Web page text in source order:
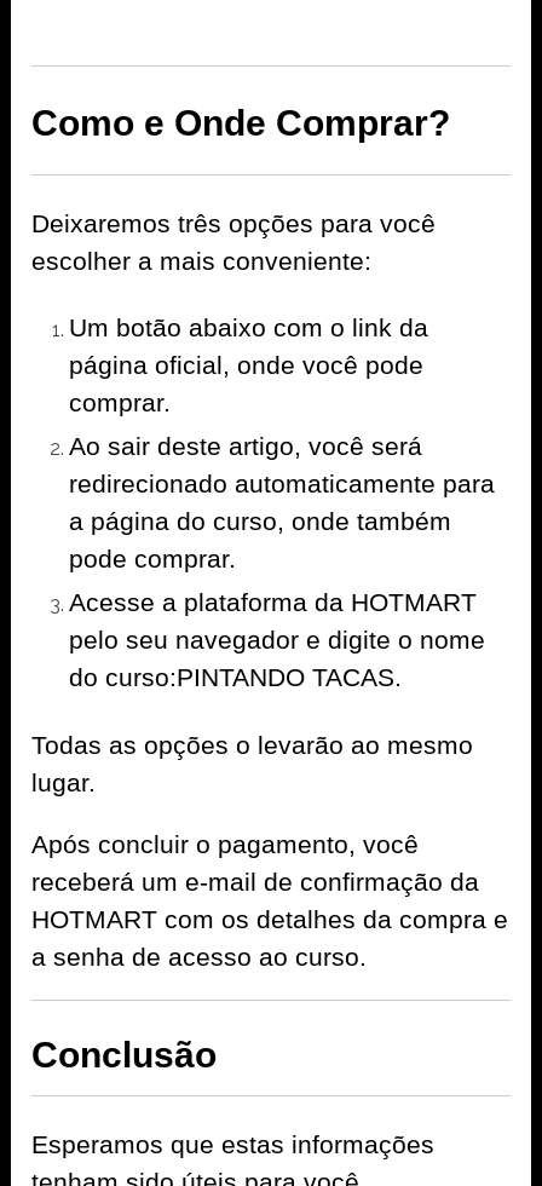
Como e Onde Comprar?
Deixaremos três opções para você
escolher a mais conveniente:
Um botão abaixo com o link da
página oficial, onde você pode
comprar.
Ao sair deste artigo, você será
redirecionado automaticamente para
a página do curso, onde também
pode comprar.
Acesse a plataforma da HOTMART
pelo seu navegador e digite o nome
do curso:PINTANDO TACAS.
Todas as opções o levarão ao mesmo
lugar.
Após concluir o pagamento, você
receberá um e-mail de confirmação da
HOTMART com os detalhes da compra e
a senha de acesso ao curso.
Conclusão
Esperamos que estas informações